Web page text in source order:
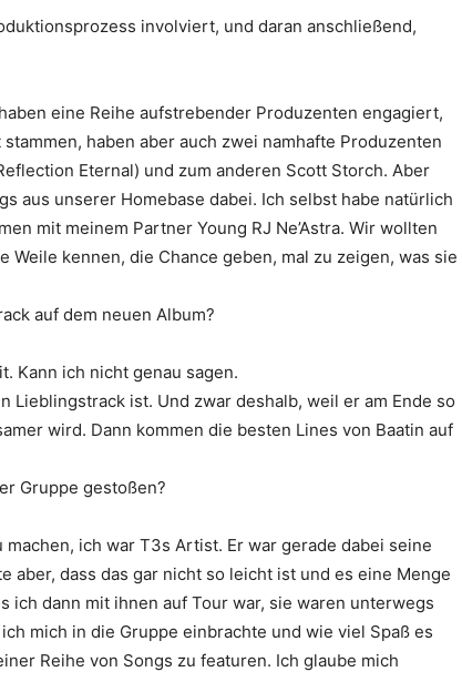
involviert, und daran anschließend,
eine Reihe aufstrebender Produzenten engagiert,
haben aber auch zwei namhafte Produzenten
Eternal) und zum anderen Scott Storch. Aber
aus unserer Homebase dabei. Ich selbst habe natürlich
mit meinem Partner Young RJ Ne’Astra. Wir wollten
Weile kennen, die Chance geben, mal zu zeigen, was sie
auf dem neuen Album?
Kann ich nicht genau sagen.
Lieblingstrack ist. Und zwar deshalb, weil er am Ende so
wird. Dann kommen die besten Lines von Baatin auf
Gruppe gestoßen?
machen, ich war T3s Artist. Er war gerade dabei seine
aber, dass das gar nicht so leicht ist und es eine Menge
ich dann mit ihnen auf Tour war, sie waren unterwegs
mich in die Gruppe einbrachte und wie viel Spaß es
Reihe von Songs zu featuren. Ich glaube mich